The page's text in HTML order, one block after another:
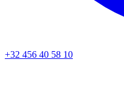
+32 456 40 58 10